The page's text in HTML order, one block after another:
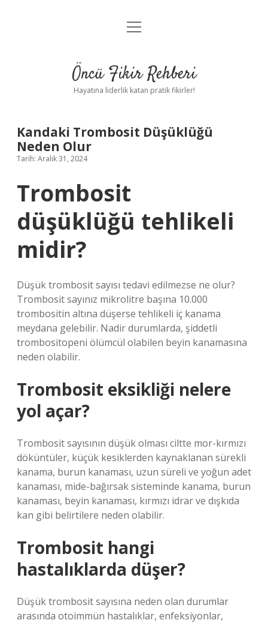
Anasayfa
Yasal Uyarı
menüyü
Öncü Fikir Rehberi
Hayatına liderlik katan pratik fikirler!
Kandaki Trombosit Düşüklüğü
Neden Olur
Tarih: Aralık 31, 2024
Trombosit
düşüklüğü tehlikeli
midir?
Düşük trombosit sayısı tedavi edilmezse ne olur?
Trombosit sayınız mikrolitre başına 10.000
trombositin altına düşerse tehlikeli iç kanama
meydana gelebilir. Nadir durumlarda, şiddetli
trombositopeni ölümcül olabilen beyin kanamasına
neden olabilir.
Trombosit eksikliği nelere
yol açar?
Trombosit sayısının düşük olması ciltte mor-kırmızı
döküntüler, küçük kesiklerden kaynaklanan sürekli
kanama, burun kanaması, uzun süreli ve yoğun adet
kanaması, mide-bağırsak sisteminde kanama, burun
kanaması, beyin kanaması, kırmızı idrar ve dışkıda
kan gibi belirtilere neden olabilir.
Trombosit hangi
hastalıklarda düşer?
Düşük trombosit sayısına neden olan durumlar
arasında otoimmün hastalıklar, enfeksiyonlar,